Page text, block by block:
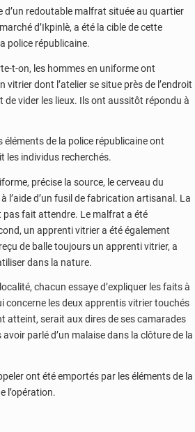
d’un redoutable malfrat située au quartier
d’Ikpinlè, a été la cible de cette
police républicaine.
t-on, les hommes en uniforme ont
vitrier dont l’atelier se situe près de l’endroit
de vider les lieux. Ils ont aussitôt répondu à
éléments de la police républicaine ont
les individus recherchés.
précise la source, le cerveau du
l’aide d’un fusil de fabrication artisanal. La
pas fait attendre. Le malfrat a été
un apprenti vitrier a été également
de balle toujours un apprenti vitrier, a
dans la nature.
chacun essaye d’expliquer les faits à
concerne les deux apprentis vitrier touchés
atteint, serait aux dires de ses camarades
parlé d’un malaise dans la clôture de la
ont été emportés par les éléments de la
l’opération.